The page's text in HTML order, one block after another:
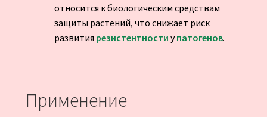
относится к биологическим средствам
защиты растений, что снижает риск
развития резистентности упатогенов.
Применение